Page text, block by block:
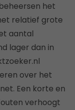
het
relatief grote
aantal
lager dan in
over het
Een korte en
verhoogt